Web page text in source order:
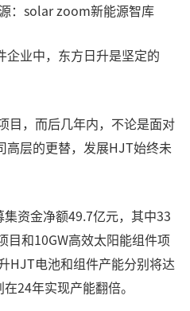
：solar zoom新能源智库
业中，东方日升是坚定的
目，而后几年内，不论是面对
高层的更替，发展HJT始终未
资金净额49.7亿元，其中33
目和10GW高效太阳能组件项
HJT电池和组件产能分别将达
24年实现产能翻倍。